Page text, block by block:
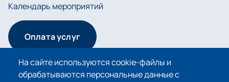
На сайте используются cookie-файлы и
обрабатываются персональные данные с
Календарь мероприятий
Оплата услуг